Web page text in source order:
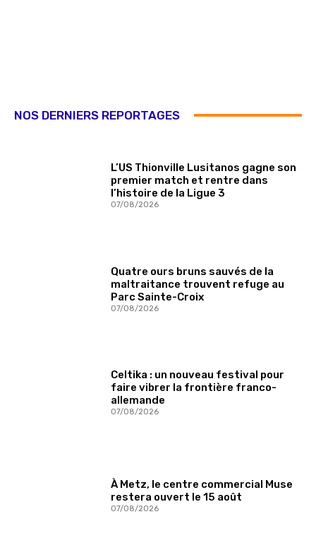
NOS DERNIERS REPORTAGES
L’US Thionville Lusitanos gagne son
premier match et rentre dans
l’histoire de la Ligue 3
07/08/2026
Quatre ours bruns sauvés de la
maltraitance trouvent refuge au
Parc Sainte-Croix
07/08/2026
Celtika : un nouveau festival pour
faire vibrer la frontière franco-
allemande
07/08/2026
À Metz, le centre commercial Muse
restera ouvert le 15 août
07/08/2026